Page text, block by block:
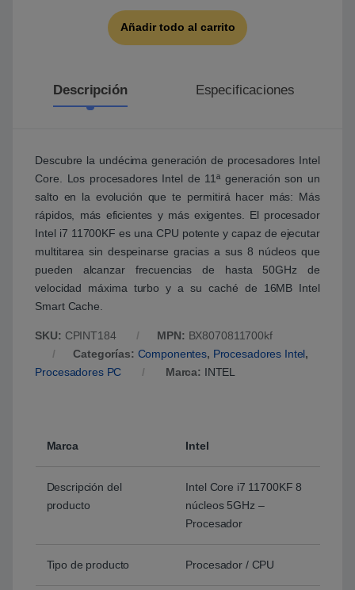
Añadir todo al carrito
Descripción Especificaciones
Descubre la undécima generación de procesadores Intel
Core. Los procesadores Intel de 11ª generación son un
salto en la evolución que te permitirá hacer más: Más
rápidos, más eficientes y más exigentes. El procesador
Intel i7 11700KF es una CPU potente y capaz de ejecutar
multitarea sin despeinarse gracias a sus 8 núcleos que
pueden alcanzar frecuencias de hasta 50GHz de
velocidad máxima turbo y a su caché de 16MB Intel
Smart Cache.
SKU: CPINT184 MPN: BX8070811700kf
Categorías: Componentes, Procesadores Intel,
Procesadores PC
Marca: INTEL
Marca Intel
Descripción del
producto
Intel Core i7 11700KF 8
núcleos 5GHz –
Procesador
Tipo de producto Procesador / CPU